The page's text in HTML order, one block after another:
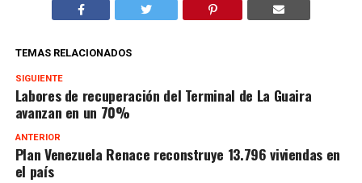
TEMAS RELACIONADOS
SIGUIENTE
Labores de recuperación del Terminal de La Guaira
avanzan en un 70%
ANTERIOR
Plan Venezuela Renace reconstruye 13.796 viviendas en
el país